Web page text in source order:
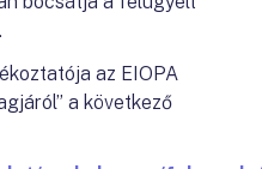
az EIOPA
a következő